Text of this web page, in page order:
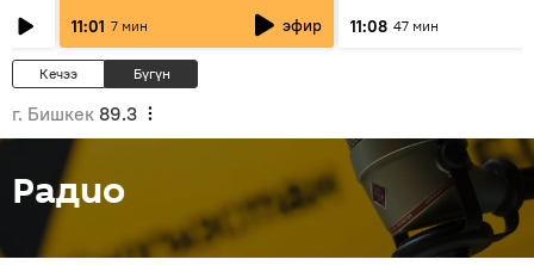
11:01 7 мин эфир
этапка жетти?
11:08 47 мин
Кечээ Бүгүн
г. Бишкек 89.3
Радио